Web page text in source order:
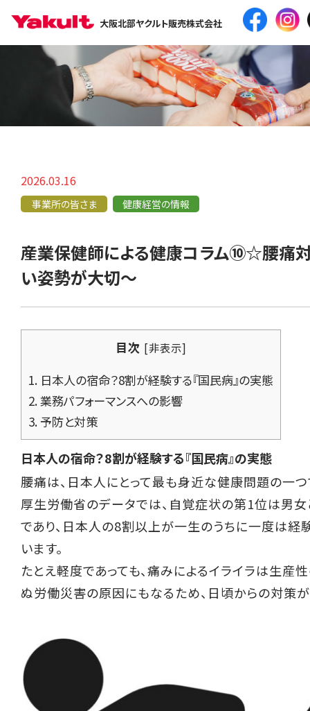
大阪北部ヤクルト販売株式会社
2026.03.16
事業所の皆さま 健康経営の情報
産業保健師による健康コラム⑩☆腰痛
い姿勢が大切～
目次 [非表示]
1. 日本人の宿命？8割が経験する『国民病』の実態
2.業務パフォーマンスへの影響
3. 予防と対策
日本人の宿命？8割が経験する『国民病』の実態
腰痛は、日本人にとって最も身近な健康問題の一つ
厚生労働省のデータでは、自覚症状の第1位は男女
であり、日本人の8割以上が一生のうちに一度は経
います。
たとえ軽度であっても、痛みによるイライラは生産
ぬ労働災害の原因にもなるため、日頃からの対策が